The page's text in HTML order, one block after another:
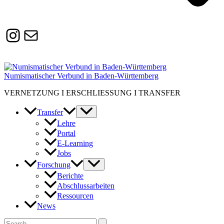
Instagram
Susanne.Boerner@zaw.uni-
heidelberg.de
Numismatischer Verbund in Baden-Württemberg
VERNETZUNG I ERSCHLIESSUNG I TRANSFER
Transfer
Lehre
Portal
E-Learning
Jobs
Forschung
Berichte
Abschlussarbeiten
Ressourcen
News